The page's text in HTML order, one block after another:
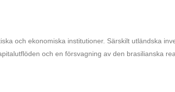
och ekonomiska institutioner. Särskilt utländska
och en försvagning av den brasilianska